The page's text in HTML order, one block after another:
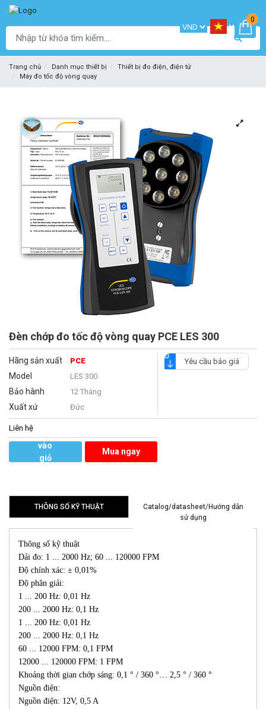
0
Trang chủ Danh mục thiết bị
Thiết bị đo điện, điện tử
Máy đo tốc độ vòng quay
Đèn chớp đo tốc độ vòng quay PCE LES 300
Hãng sản xuất PCE
Model LES 300
Bảo hành 12 Tháng
Xuất xứ Đức
Yêu cầu báo giá
Liên hệ
vào
giỏ
Mua ngay
THÔNG SỐ KỸ THUẬT
Catalog/datasheet/Hướng dẫn
sử dụng
Thông số kỹ thuật
Dải đo: 1 ... 2000 Hz; 60 ... 120000 FPM
Độ chính xác: ± 0,01%
Độ phân giải:
1 ... 200 Hz: 0,01 Hz
200 ... 2000 Hz: 0,1 Hz
1 ... 200 Hz: 0,01 Hz
200 ... 2000 Hz: 0,1 Hz
60 ... 12000 FPM: 0,1 FPM
12000 ... 120000 FPM: 1 FPM
Khoảng thời gian chớp sáng: 0,1 ° / 360 °… 2,5 ° / 360 °
Nguồn điện:
Nguồn điện: 12V, 0,5 A